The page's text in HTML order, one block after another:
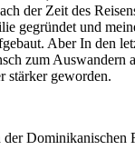
der Zeit des
gegründet und
Aber In den
zum Auswandern
stärker geworden.